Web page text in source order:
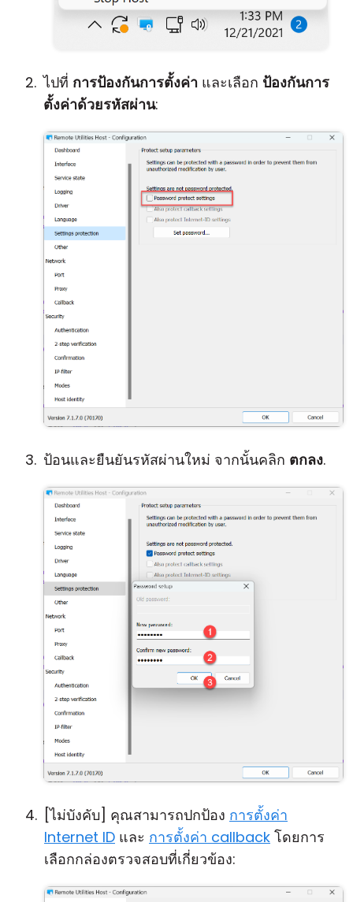
ไปที่ การป้องกันการตั้งค่า และเลือก ป้องกันการ
ตั้งค่าด้วยรหัสผ่าน:
ป้อนและยืนยันรหัสผ่านใหม่ จากนั้นคลิก ตกลง.
[ไม่บังคับ] คุณสามารถปกป้อง การตั้งค่า
Internet ID และ การตั้งค่า callback โดยการ
เลือกกล่องตรวจสอบที่เกี่ยวข้อง: